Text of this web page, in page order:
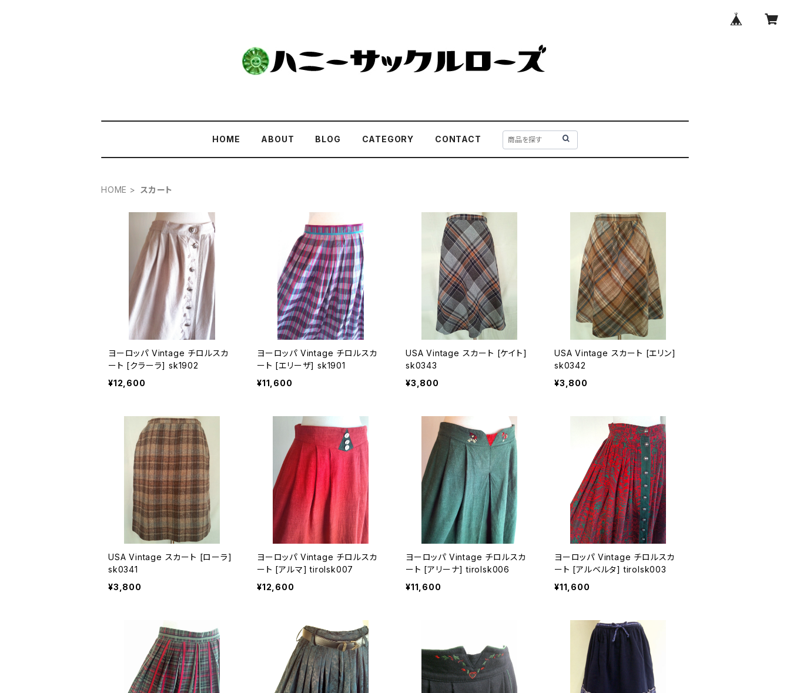
HOME ABOUT BLOG CATEGORY CONTACT
HOME スカート
ヨーロッパ Vintage チロルスカ
ート [クラーラ] sk1902
¥12,600
ヨーロッパ Vintage チロルスカ
ート [エリーザ] sk1901
¥11,600
USA Vintage スカート [ケイト]
sk0343
¥3,800
USA Vintage スカート [エリン]
sk0342
¥3,800
USA Vintage スカート [ローラ]
sk0341
¥3,800
ヨーロッパ Vintage チロルスカ
ート [アルマ] tirolsk007
¥12,600
ヨーロッパ Vintage チロルスカ
ート [アリーナ] tirolsk006
¥11,600
ヨーロッパ Vintage チロルスカ
ート [アルベルタ] tirolsk003
¥11,600